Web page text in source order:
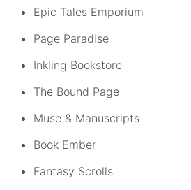
Epic Tales Emporium
Page Paradise
Inkling Bookstore
The Bound Page
Muse & Manuscripts
Book Ember
Fantasy Scrolls